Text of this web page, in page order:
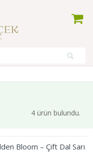
4 ürün bulundu.
Bloom – Çift Dal Sarı